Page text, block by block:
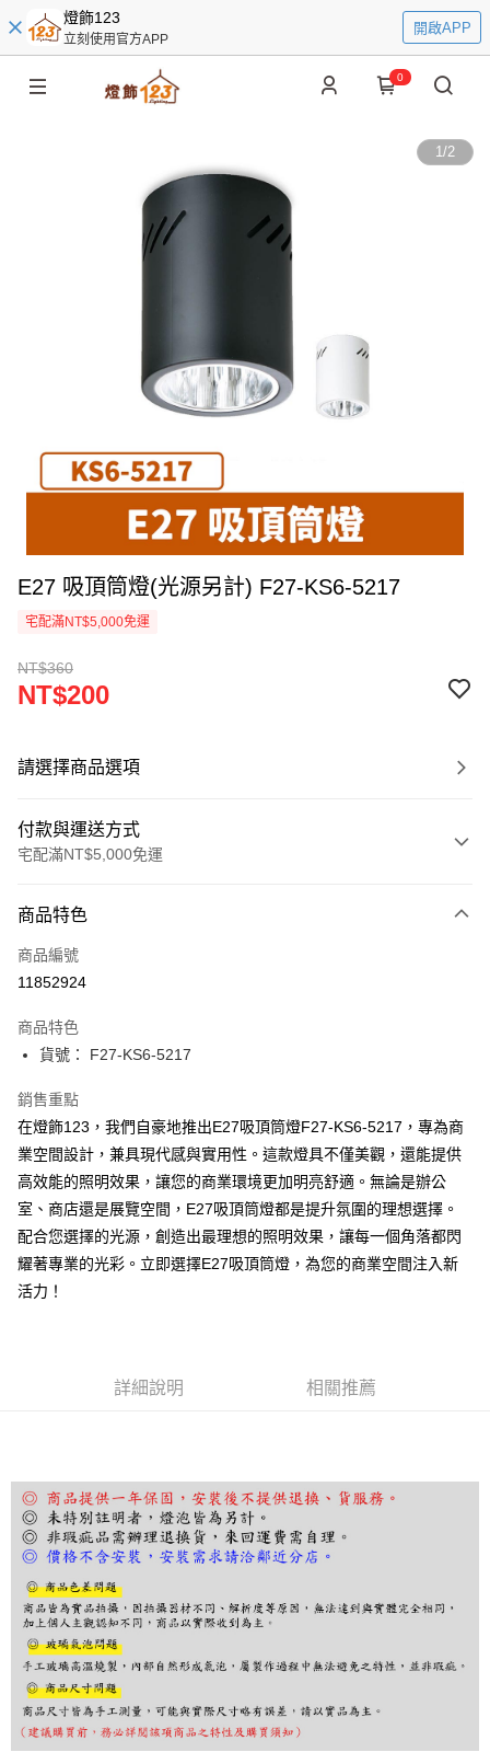
燈飾123
立刻使用官方APP
開啟APP
0
1/2
E27 吸頂筒燈(光源另計) F27-KS6-5217
宅配滿NT$5,000免運
NT$360
NT$200
請選擇商品選項
付款與運送方式
宅配滿NT$5,000免運
信用卡一次付款
LINE Pay
街口支付
悠遊付
Google Pay
全盈+PAY
AFTEE先享後付
相關說明
【關於「AFTEE先享後付」】
AFTEE先享後付是「在收到商品之後才付款」的支付方式。 讓您購物簡單
便利好安心！
【「AFTEE先享後付」結帳流程】
３．收到繳費通知簡訊後14天內，點擊此簡訊中的連結，可透過四大超商／
ATM／網路銀行／等多元方式進行付款，方視為交易完成。
※ 請注意：結帳手續完成當下不需立刻繳費，但若您需要取消訂單，請聯絡
購買商品的店家。未經商家同意取消之訂單仍視為有效，需透過AFTEE先享
後付繳納相關費用。
※ 交易是否成功請以「AFTEE先享後付 」之結帳頁面顯示為準，若有關於
是否繳費成功／繳費後需取消欲退款等相關疑問，請聯繫「AFTEE先享後付
客戶支援中心」https://netprotections.freshdesk.com/support/home
【注意事項】
１．透過由恩沛科技股份有限公司提供之「AFTEE先享後付」服務完成之交
易，需依本服務之必要範圍內提供個人資料，並將交易相關給付款項請求債
權轉讓予恩沛科技股份有限公司。
２．關於個人資料處理事宜，請瀏覽以下網址：
每筆NT$180，滿NT$5,000(含以上)免運費
商品特色
商品編號
11852924
商品特色
貨號： F27-KS6-5217
銷售重點
在燈飾123，我們自豪地推出E27吸頂筒燈F27-KS6-5217，專為商
業空間設計，兼具現代感與實用性。這款燈具不僅美觀，還能提供
高效能的照明效果，讓您的商業環境更加明亮舒適。無論是辦公
室、商店還是展覽空間，E27吸頂筒燈都是提升氛圍的理想選擇。
配合您選擇的光源，創造出最理想的照明效果，讓每一個角落都閃
耀著專業的光彩。立即選擇E27吸頂筒燈，為您的商業空間注入新
活力！
詳細說明 相關推薦